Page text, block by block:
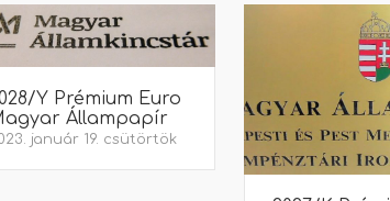
Y Prémium Euro
Állampapír
január 19. csütörtök